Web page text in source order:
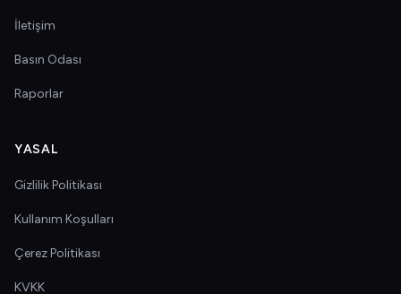
İletişim
Basın Odası
Raporlar
YASAL
Gizlilik Politikası
Kullanım Koşulları
Çerez Politikası
KVKK